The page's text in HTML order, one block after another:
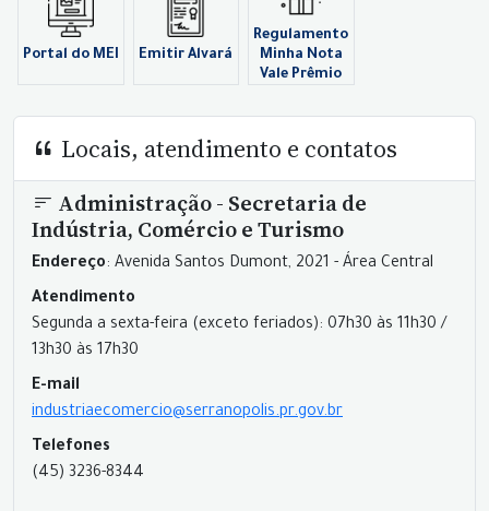
Portal do MEI Emitir Alvará
Regulamento
Minha Nota
Vale Prêmio
Locais, atendimento e contatos
Administração - Secretaria de
Indústria, Comércio e Turismo
Endereço: Avenida Santos Dumont, 2021 - Área Central
Atendimento
Segunda a sexta-feira (exceto feriados): 07h30 às 11h30 /
13h30 às 17h30
E-mail
industriaecomercio@serranopolis.pr.gov.br
Telefones
(45) 3236-8344